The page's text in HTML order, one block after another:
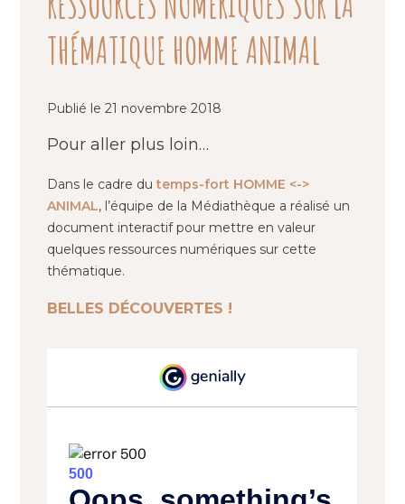
THÉMATIQUE HOMME ANIMAL
Publié le 21 novembre 2018
Pour aller plus loin…
Dans le cadre dutemps-fort HOMME <->
ANIMAL, l’équipe de la Médiathèque a réalisé un
document interactif pour mettre en valeur
quelques ressources numériques sur cette
thématique.
BELLES DÉCOUVERTES !